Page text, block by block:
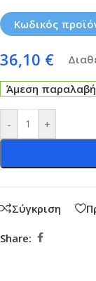
Κωδικός
36,10 €
Άμεση
- +
Σύγκριση
Share: